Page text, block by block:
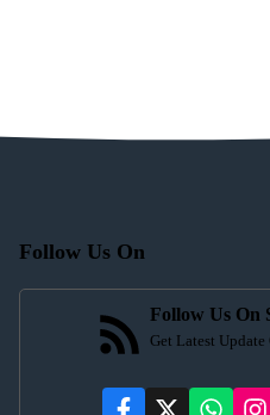
Follow Us On
Follow Us On
Get Latest